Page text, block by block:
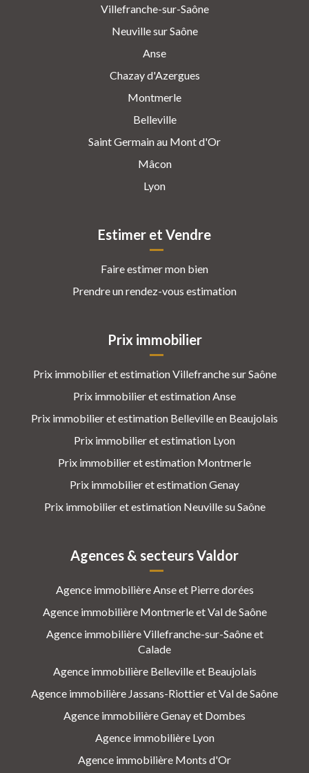
Villefranche-sur-Saône
Neuville sur Saône
Anse
Chazay d'Azergues
Montmerle
Belleville
Saint Germain au Mont d'Or
Mâcon
Lyon
Estimer et Vendre
Faire estimer mon bien
Prendre un rendez-vous estimation
Prix immobilier
Prix immobilier et estimation Villefranche sur Saône
Prix immobilier et estimation Anse
Prix immobilier et estimation Belleville en Beaujolais
Prix immobilier et estimation Lyon
Prix immobilier et estimation Montmerle
Prix immobilier et estimation Genay
Prix immobilier et estimation Neuville su Saône
Agences & secteurs Valdor
Agence immobilière Anse et Pierre dorées
Agence immobilière Montmerle et Val de Saône
Agence immobilière Villefranche-sur-Saône et
Calade
Agence immobilière Belleville et Beaujolais
Agence immobilière Jassans-Riottier et Val de Saône
Agence immobilière Genay et Dombes
Agence immobilière Lyon
Agence immobilière Monts d'Or